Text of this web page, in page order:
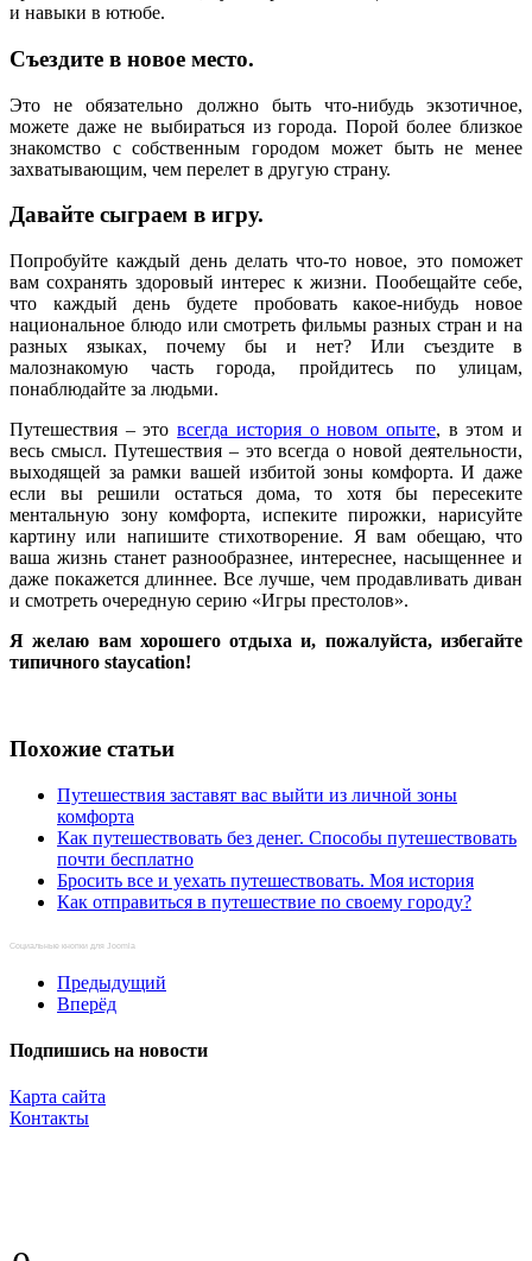
и навыки в ютюбе.
Съездите в новое место.
Это не обязательно должно быть что-нибудь экзотичное,
можете даже не выбираться из города. Порой более близкое
знакомство с собственным городом может быть не менее
захватывающим, чем перелет в другую страну.
Давайте сыграем в игру.
Попробуйте каждый день делать что-то новое, это поможет
вам сохранять здоровый интерес к жизни. Пообещайте себе,
что каждый день будете пробовать какое-нибудь новое
национальное блюдо или смотреть фильмы разных стран и на
разных языках, почему бы и нет? Или съездите в
малознакомую часть города, пройдитесь по улицам,
понаблюдайте за людьми.
Путешествия – этовсегда история о новом опыте, в этом и
весь смысл. Путешествия – это всегда о новой деятельности,
выходящей за рамки вашей избитой зоны комфорта. И даже
если вы решили остаться дома, то хотя бы пересеките
ментальную зону комфорта, испеките пирожки, нарисуйте
картину или напишите стихотворение. Я вам обещаю, что
ваша жизнь станет разнообразнее, интереснее, насыщеннее и
даже покажется длиннее. Все лучше, чем продавливать диван
и смотреть очередную серию «Игры престолов».
Я желаю вам хорошего отдыха и, пожалуйста, избегайте
типичного staycation!
Похожие статьи
Путешествия заставят вас выйти из личной зоны
комфорта
Как путешествовать без денег. Способы путешествовать
почти бесплатно
Бросить все и уехать путешествовать. Моя история
Как отправиться в путешествие по своему городу?
Социальные кнопки для Joomla
Предыдущий
Вперёд
Подпишись на новости
Карта сайта
Контакты